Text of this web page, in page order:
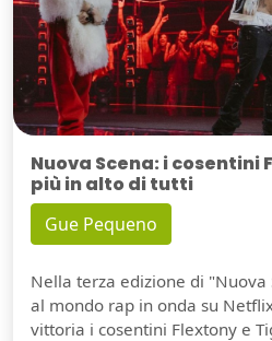
Nuova Scena: i cosentini
più in alto di tutti
Gue Pequeno
Nella terza edizione di
al mondo rap in onda su
vittoria i cosentini Flextony e